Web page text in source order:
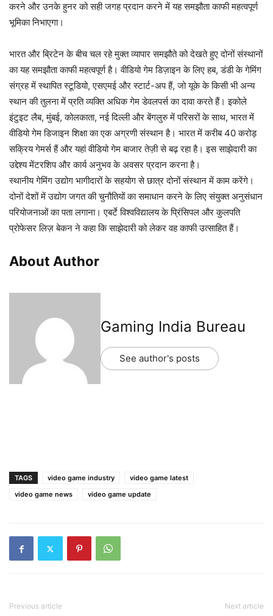
करने और उनके हुनर को सही जगह प्रदान करने में यह समझौता काफी महत्वपूर्ण
भूमिका निभाएगा।
भारत और ब्रिटेन के बीच चल रहे मुक्त व्यापार समझौते को देखते हुए दोनों संस्थानों
का यह समझौता काफी महत्वपूर्ण है। वीडियो गेम डिज़ाइन के लिए हब, डंडी के गेमिंग
संग्रह में स्थापित स्टूडियो, एसएमई और स्टार्ट-अप हैं, जो यूके के किसी भी अन्य
स्थान की तुलना में प्रति व्यक्ति अधिक गेम डेवलपर्स का दावा करते हैं। इकोले
इंटुइट लैब, मुंबई, कोलकाता, नई दिल्ली और बेंगलुरु में परिसरों के साथ, भारत में
वीडियो गेम डिजाइन शिक्षा का एक अग्रणी संस्थान है। भारत में करीब 40 करोड़
सक्रिय गेमर्स हैं और यहां वीडियो गेम बाजार तेज़ी से बढ़ रहा है। इस साझेदारी का
उद्देश्य मेंटरशिप और कार्य अनुभव के अवसर प्रदान करना है।
स्थानीय गेमिंग उद्योग भागीदारों के सहयोग से छात्र दोनों संस्थान में काम करेंगे।
दोनों देशों में उद्योग जगत की चुनौतियों का समाधान करने के लिए संयुक्त अनुसंधान
परियोजनाओं का पता लगाना। एबर्टे विश्वविद्यालय के प्रिंसिपल और कुलपति
प्रोफेसर लिज़ बेकन ने कहा कि साझेदारी को लेकर वह काफी उत्साहित हैं।
About Author
Gaming India Bureau
See author's posts
TAGS video game industry
video game latest
video game news
video game update
Previous article Next article